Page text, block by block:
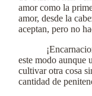
amor como la
amor, desde la
aceptan, pero no
este modo aunque
cultivar otra cosa
cantidad de